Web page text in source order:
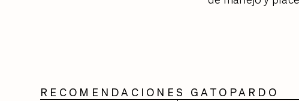
RECOMENDACIONES GATOPARDO